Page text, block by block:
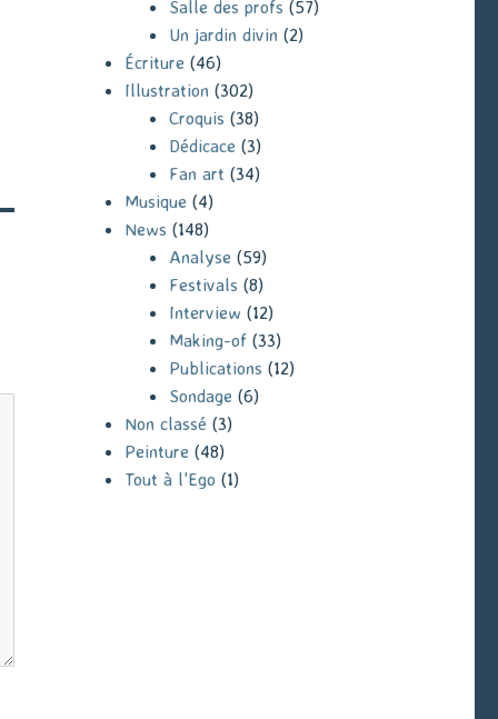
Salle des profs (57)
Un jardin divin (2)
Écriture (46)
Illustration (302)
Croquis (38)
Dédicace (3)
Fan art (34)
Musique (4)
News (148)
Analyse (59)
Festivals (8)
Interview (12)
Making-of(33)
Publications (12)
Sondage (6)
Non classé (3)
Peinture (48)
Tout à l'Ego (1)